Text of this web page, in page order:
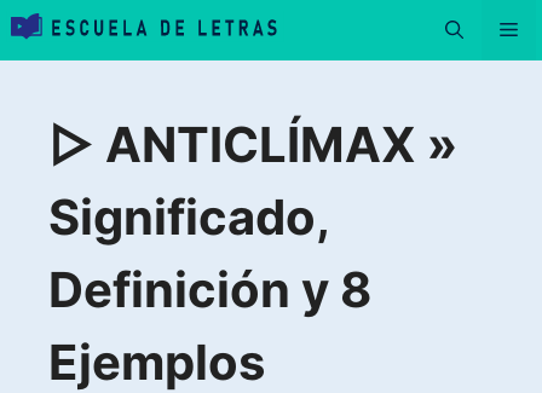
Saltar
contenido▷ ANTICLÍMAX »
Significado,
Definición y 8
Ejemplos